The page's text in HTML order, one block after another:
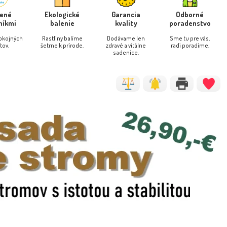
Ekologické
balenie
Rastliny balíme
šetrne k prírode.
Garancia
kvality
Dodávame len
zdravé a vitálne
sadenice.
Odborné
poradenstvo
Sme tu pre vás,
radi poradíme.